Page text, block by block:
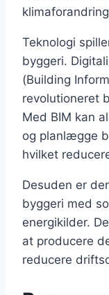
Teknologi
byggeri.
(Building
revolutioneret
Med BIM kan
og planlægge
hvilket
Desuden er
byggeri med
energikilder.
at producere
reducere